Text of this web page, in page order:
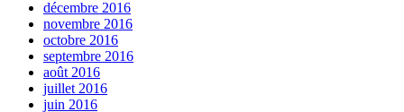
décembre 2016
novembre 2016
octobre 2016
septembre 2016
août 2016
juillet 2016
juin 2016